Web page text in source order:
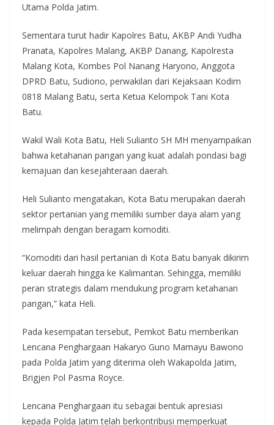
Utama Polda Jatim.
Sementara turut hadir Kapolres Batu, AKBP Andi Yudha
Pranata, Kapolres Malang, AKBP Danang, Kapolresta
Malang Kota, Kombes Pol Nanang Haryono, Anggota
DPRD Batu, Sudiono, perwakilan dari Kejaksaan Kodim
0818 Malang Batu, serta Ketua Kelompok Tani Kota
Batu.
Wakil Wali Kota Batu, Heli Sulianto SH MH menyampaikan
bahwa ketahanan pangan yang kuat adalah pondasi bagi
kemajuan dan kesejahteraan daerah.
Heli Sulianto mengatakan, Kota Batu merupakan daerah
sektor pertanian yang memiliki sumber daya alam yang
melimpah dengan beragam komoditi.
“Komoditi dari hasil pertanian di Kota Batu banyak dikirim
keluar daerah hingga ke Kalimantan. Sehingga, memiliki
peran strategis dalam mendukung program ketahanan
pangan,” kata Heli.
Pada kesempatan tersebut, Pemkot Batu memberikan
Lencana Penghargaan Hakaryo Guno Mamayu Bawono
pada Polda Jatim yang diterima oleh Wakapolda Jatim,
Brigjen Pol Pasma Royce.
Lencana Penghargaan itu sebagai bentuk apresiasi
kepada Polda Jatim telah berkontribusi memperkuat